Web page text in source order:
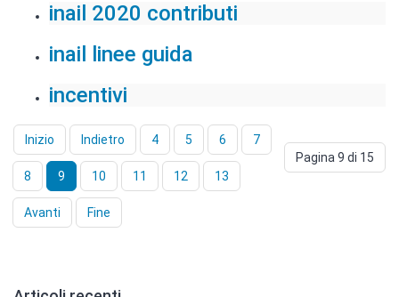
inail 2020 contributi
inail linee guida
incentivi
Pagina 9 di 15
Inizio Indietro 4 5 6 7
8 9 10 11 12 13
Avanti Fine